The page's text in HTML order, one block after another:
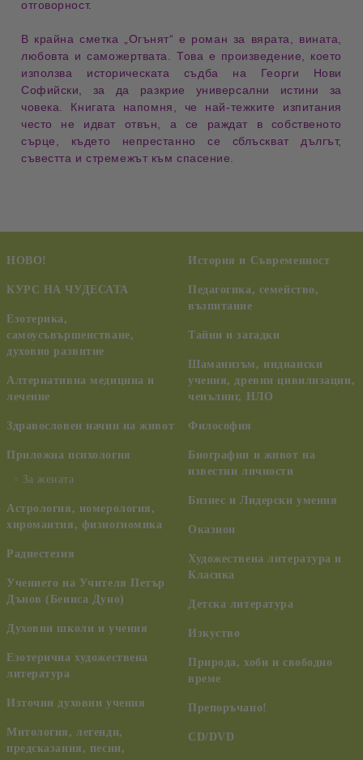
отговорност.
В крайна сметка „Огънят“ е роман за вярата вината
любовта исаможертвата
. Това е произведение, което
използва историческата съдба на Георги Нови
Софийски, за да разкрие универсални истини за
човека. Книгата напомня, че най-тежките изпитания
често не идват отвън, а се раждат в собственото
сърце, където непрестанно се сблъскват дългът,
съвестта и стремежът към спасение.
НОВО!
КУРС НА ЧУДЕСАТА
Езотерика,
самоусъвършенстване,
духовно развитие
Алтернативна медицина и
лечение
Здравословен начин на живот
Приложна психология
За жената
Астрология, номерология,
хиромантия, физиогномика
Радиестезия
Учението на Учителя Петър
Дънов (Беинса Дуно)
Духовни школи и учения
Езотерична художествена
литература
Източни духовни учения
Митология, легенди,
предсказания, песни,
История и Съвременност
Педагогика, семейство,
възпитание
Тайни и загадки
Шаманизъм, индиански
учения, древни цивилизации,
ченълинг, НЛО
Философия
Биографии и живот на
известни личности
Бизнес и Лидерски умения
Оказион
Художествена литература и
Класика
Детска литература
Изкуство
Природа, хоби и свободно
време
Препоръчано!
CD/DVD